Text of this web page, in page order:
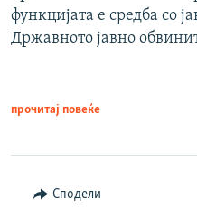
функцијата е средба со
Државното јавно
прочитај повеќе
Сподели